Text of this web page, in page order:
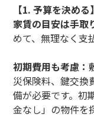
【1. 予算を決める】
家賃の目安は手取
めて、無理なく支
初期費用も考慮：
災保険料、鍵交換
備が必要です。初
金なし」の物件を